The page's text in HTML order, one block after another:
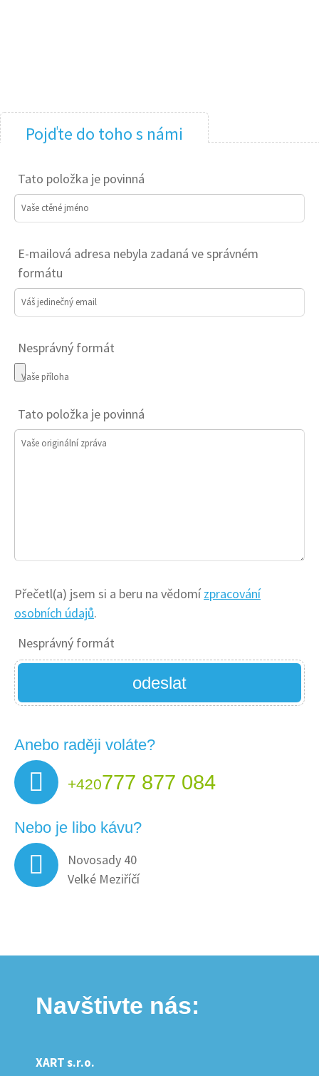
Pojďte do toho s námi
Tato položka je povinná
Vaše ctěné jméno
E-mailová adresa nebyla zadaná ve správném
formátu
Váš jedinečný email
Nesprávný formát
Vaše příloha
Tato položka je povinná
Vaše originální zpráva
Přečetl(a) jsem si a beru na vědomí zpracování
osobních údajů.
Nesprávný formát
odeslat
Anebo raději voláte?
+420777 877 084
Nebo je libo kávu?
Novosady 40
Velké Meziříčí
Navštivte nás:
XART s.r.o.